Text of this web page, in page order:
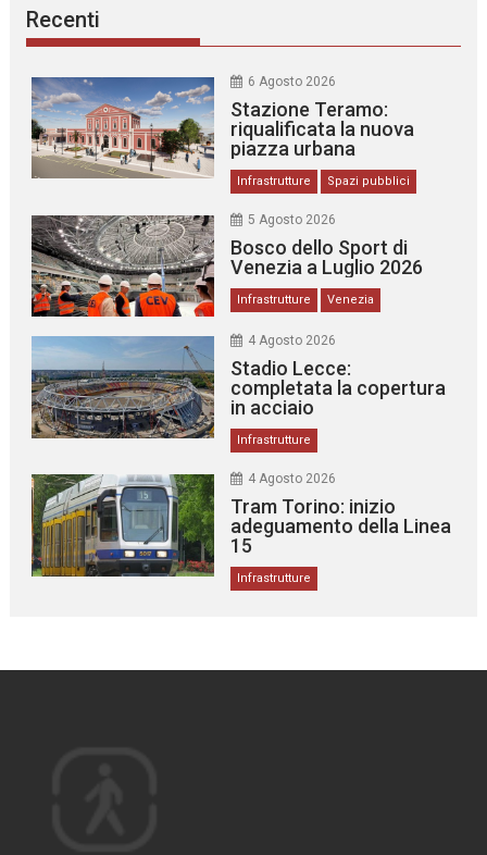
Recenti
6 Agosto 2026
Stazione Teramo:
riqualificata la nuova
piazza urbana
Infrastrutture Spazi pubblici
5 Agosto 2026
Bosco dello Sport di
Venezia a Luglio 2026
Infrastrutture Venezia
4 Agosto 2026
Stadio Lecce:
completata la copertura
in acciaio
Infrastrutture
4 Agosto 2026
Tram Torino: inizio
adeguamento della Linea
15
Infrastrutture